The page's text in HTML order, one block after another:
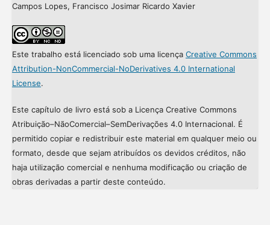
Campos Lopes, Francisco Josimar Ricardo Xavier
Este trabalho está licenciado sob uma licença Creative Commons
Attribution-NonCommercial-NoDerivatives 4.0 International
License.
Este capítulo de livro está sob a Licença Creative Commons
Atribuição–NãoComercial–SemDerivações 4.0 Internacional. É
permitido copiar e redistribuir este material em qualquer meio ou
formato, desde que sejam atribuídos os devidos créditos, não
haja utilização comercial e nenhuma modificação ou criação de
obras derivadas a partir deste conteúdo.